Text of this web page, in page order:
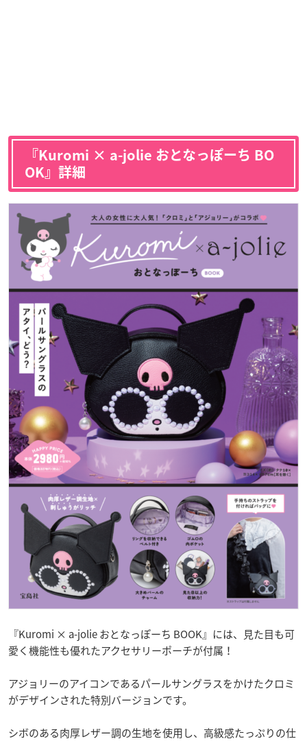
『Kuromi × a-jolie おとなっぽーち BO
OK』詳細
『Kuromi × a-jolie おとなっぽーち BOOK』には、見た目も可
愛く機能性も優れたアクセサリーポーチが付属！
アジョリーのアイコンであるパールサングラスをかけたクロミ
がデザインされた特別バージョンです。
シボのある肉厚レザー調の生地を使用し、高級感たっぷりの仕